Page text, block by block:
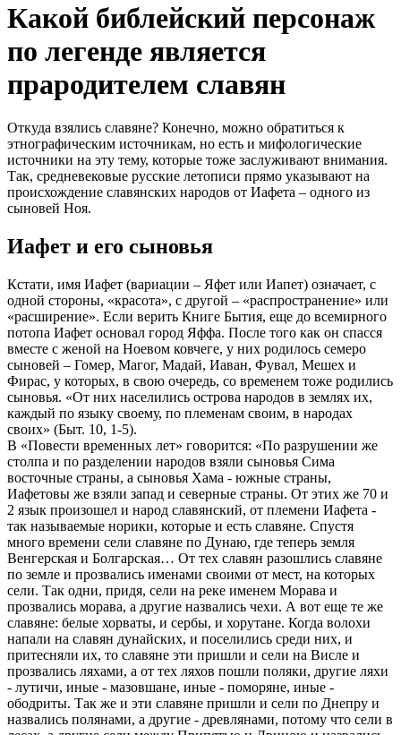
Какой библейский персонаж
по легенде является
прародителем славян
Откуда взялись славяне? Конечно, можно обратиться к
этнографическим источникам, но есть и мифологические
источники на эту тему, которые тоже заслуживают внимания.
Так, средневековые русские летописи прямо указывают на
происхождение славянских народов от Иафета – одного из
сыновей Ноя.
Иафет и его сыновья
Кстати, имя Иафет (вариации – Яфет или Иапет) означает, с
одной стороны, «красота», с другой – «распространение» или
«расширение». Если верить Книге Бытия, еще до всемирного
потопа Иафет основал город Яффа. После того как он спасся
вместе с женой на Ноевом ковчеге, у них родилось семеро
сыновей – Гомер, Магог, Мадай, Иаван, Фувал, Мешех и
Фирас, у которых, в свою очередь, со временем тоже родились
сыновья. «От них населились острова народов в землях их,
каждый по языку своему, по племенам своим, в народах
своих» (Быт. 10, 1-5).
В «Повести временных лет» говорится: «По разрушении же
столпа и по разделении народов взяли сыновья Сима
восточные страны, а сыновья Хама - южные страны,
Иафетовы же взяли запад и северные страны. От этих же 70 и
2 язык произошел и народ славянский, от племени Иафета -
так называемые норики, которые и есть славяне. Спустя
много времени сели славяне по Дунаю, где теперь земля
Венгерская и Болгарская… От тех славян разошлись славяне
по земле и прозвались именами своими от мест, на которых
сели. Так одни, придя, сели на реке именем Морава и
прозвались морава, а другие назвались чехи. А вот еще те же
славяне: белые хорваты, и сербы, и хорутане. Когда волохи
напали на славян дунайских, и поселились среди них, и
притесняли их, то славяне эти пришли и сели на Висле и
прозвались ляхами, а от тех ляхов пошли поляки, другие ляхи
- лутичи, иные - мазовшане, иные - поморяне, иные -
ободриты. Так же и эти славяне пришли и сели по Днепру и
назвались полянами, а другие - древлянами, потому что сели в